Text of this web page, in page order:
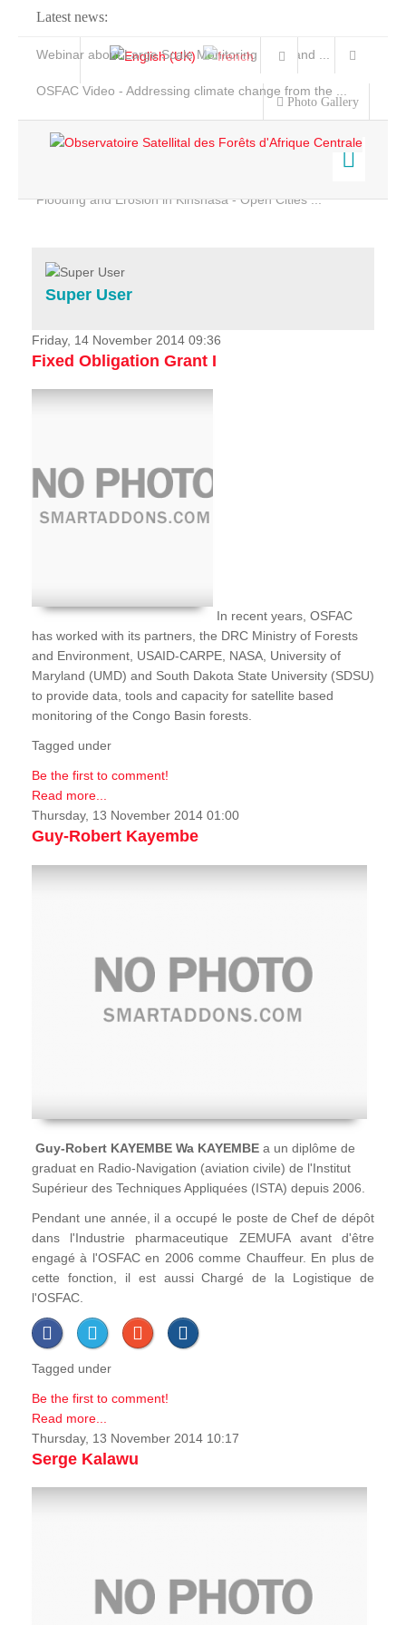
Latest news:
Webinar about Large Scale Monitoring and Land ...
OSFAC Video - Addressing climate change from the ...
Flooding and Erosion in Kinshasa - Open Cities ...
Photo Gallery
Home
Services
Projects
News & Stories
Super User
Friday, 14 November 2014 09:36
Fixed Obligation Grant I
In recent years, OSFAC
has worked with its partners, the DRC Ministry of Forests
and Environment, USAID-CARPE, NASA, University of
Maryland (UMD) and South Dakota State University (SDSU)
to provide data, tools and capacity for satellite based
monitoring of the Congo Basin forests.
Tagged under
Be the first to comment!
Read more...
Thursday, 13 November 2014 01:00
Guy-Robert Kayembe
Guy-Robert KAYEMBE Wa KAYEMBE a un diplôme de
graduat en Radio-Navigation (aviation civile) de l'Institut
Supérieur des Techniques Appliquées (ISTA) depuis 2006.
Pendant une année, il a occupé le poste de Chef de dépôt
dans l'Industrie pharmaceutique ZEMUFA avant d'être
engagé à l'OSFAC en 2006 comme Chauffeur. En plus de
cette fonction, il est aussi Chargé de la Logistique de
l'OSFAC.
Tagged under
Be the first to comment!
Read more...
Thursday, 13 November 2014 10:17
Serge Kalawu